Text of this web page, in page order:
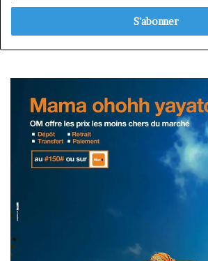
adresse